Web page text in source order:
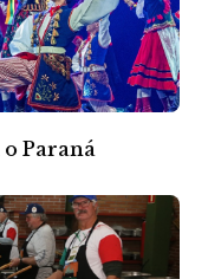
Paraná